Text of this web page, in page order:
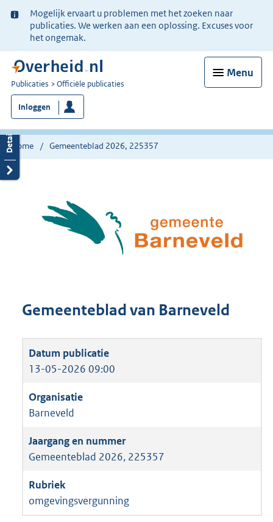
Ter
informatie:
Mogelijk ervaart u problemen met het zoeken naar
publicaties. We werken aan een oplossing. Excuses voor
het ongemak.
Menu
U
bent
nu
hier:
Publicaties Officiële publicaties
Inloggen
Home Gemeenteblad 2026, 225357
Gemeenteblad van Barneveld
13-05-2026 09:00
Barneveld
Gemeenteblad 2026, 225357
omgevingsvergunning